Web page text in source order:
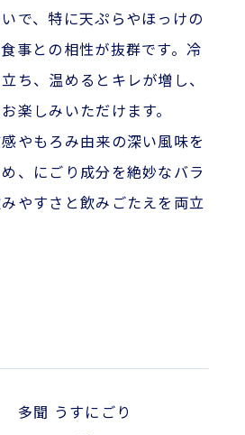
で、特に天ぷらやほっけの
事との相性が抜群です。冷
ち、温めるとキレが増し、
楽しみいただけます。
やもろみ由来の深い風味を
、にごり成分を絶妙なバラ
やすさと飲みごたえを両立
うすにごり